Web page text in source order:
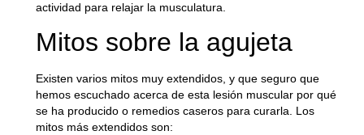
actividad para relajar la musculatura.
Mitos sobre la agujeta
Existen varios mitos muy extendidos, y que seguro que
hemos escuchado acerca de esta lesión muscular por qué
se ha producido o remedios caseros para curarla. Los
mitos más extendidos son: